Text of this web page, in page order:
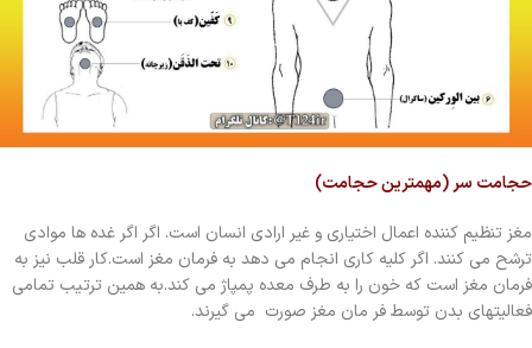
حجامت سر (مهمترین حجامت)
مغز تنظیم کننده اعمال اختیاری و غیر ارادی انسان است. اگر اگر غده ها موادی
ترشح می کنند. اگر کلیه کاری انجام می دهد به فرمان مغز است.کار قلب نیز به
فرمان مغز است که خون را به طرف معده پمپاژ می کند.به همین ترتیب تمامی
فعالیتهای بدن توسط فر مان مغز صورت می گیرند.